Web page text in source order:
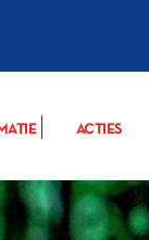
ACTIES